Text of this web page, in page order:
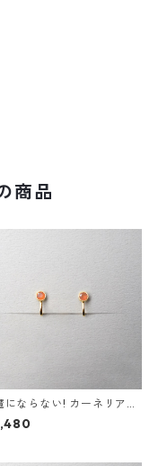
商品
にならない! カーネリアン
リング AAA サージカルス
レス 金属アレルギー スキ